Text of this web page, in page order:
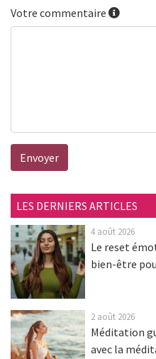
Votre commentaire
Envoyer
LES DERNIERS ARTICLES
4 août 2026
Le reset
bien-être
2 août 2026
Méditation
avec la